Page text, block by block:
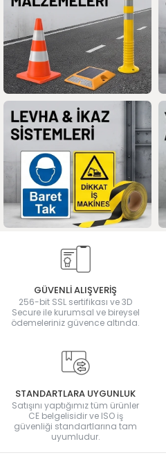
GÜVENLİ ALIŞVERİŞ
256-bit SSL sertifikası ve 3D
Secure ile kurumsal ve bireysel
ödemeleriniz güvence altında.
STANDARTLARA UYGUNLUK
Satışını yaptığımız tüm ürünler
CE belgelisidir ve ISO iş
güvenliği standartlarına tam
uyumludur.